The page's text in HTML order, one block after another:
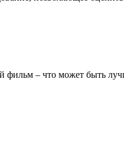
– что может быть